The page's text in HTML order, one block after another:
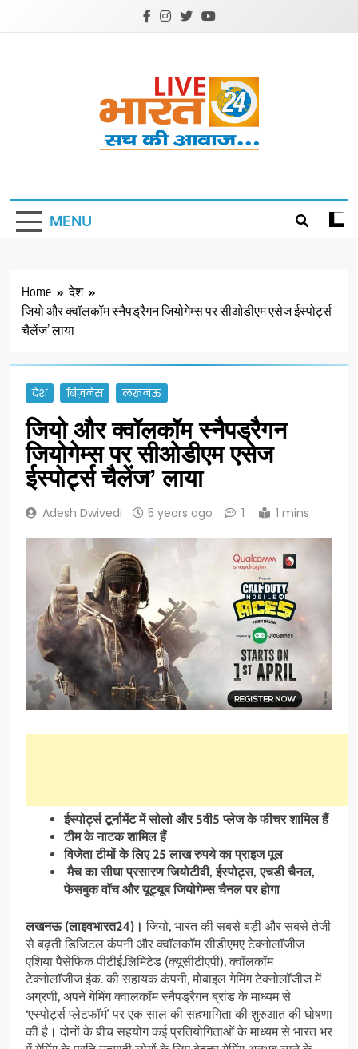
MENU
Home
देश
जियो और क्वॉलकॉम स्नैपड्रैगन जियोगेम्स पर सीओडीएम एसेज ईस्पोर्ट्स
चैलेंज’ लाया
देश बिज़नेस लखनऊ
जियो और क्वॉलकॉम स्नैपड्रैगन
जियोगेम्स पर सीओडीएम एसेज
ईस्पोर्ट्स चैलेंज’ लाया
Adesh Dwivedi 5 years ago 1 1 mins
ईस्पोर्ट्स टूर्नामेंट में सोलो और 5वी5 प्लेज के फीचर शामिल हैं
टीम के नाटक शामिल हैं
विजेता टीमों के लिए 25 लाख रुपये का प्राइज पूल
मैच का सीधा प्रसारण जियोटीवी, ईस्पोट्र्स, एचडी चैनल,
फेसबुक वॉच और यूट्यूब जियोगेम्स चैनल पर होगा
लखनऊ (लाइवभारत24)। जियो, भारत की सबसे बड़ी और सबसे तेजी
से बढ़ती डिजिटल कंपनी और क्वॉलकॉम सीडीएमए टेक्नोलॉजीज
एशिया पैसेफिक पीटीई.लिमिटेड (क्यूसीटीएपी), क्वॉलकॉम
टेक्नोलॉजीज इंक. की सहायक कंपनी, मोबाइल गेमिंग टेक्नोलॉजीज में
अग्रणी, अपने गेमिंग क्वालकॉम स्नैपड्रैगन ब्रांड के माध्यम से
‘एस्पोर्ट्स प्लेटफॉर्म’ पर एक साल की सहभागिता की शुरुआत की घोषणा
की है। दोनों के बीच सहयोग कई प्रतियोगिताओं के माध्यम से भारत भर